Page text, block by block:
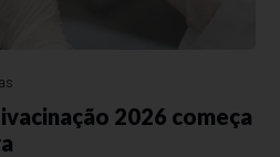
2026 começa